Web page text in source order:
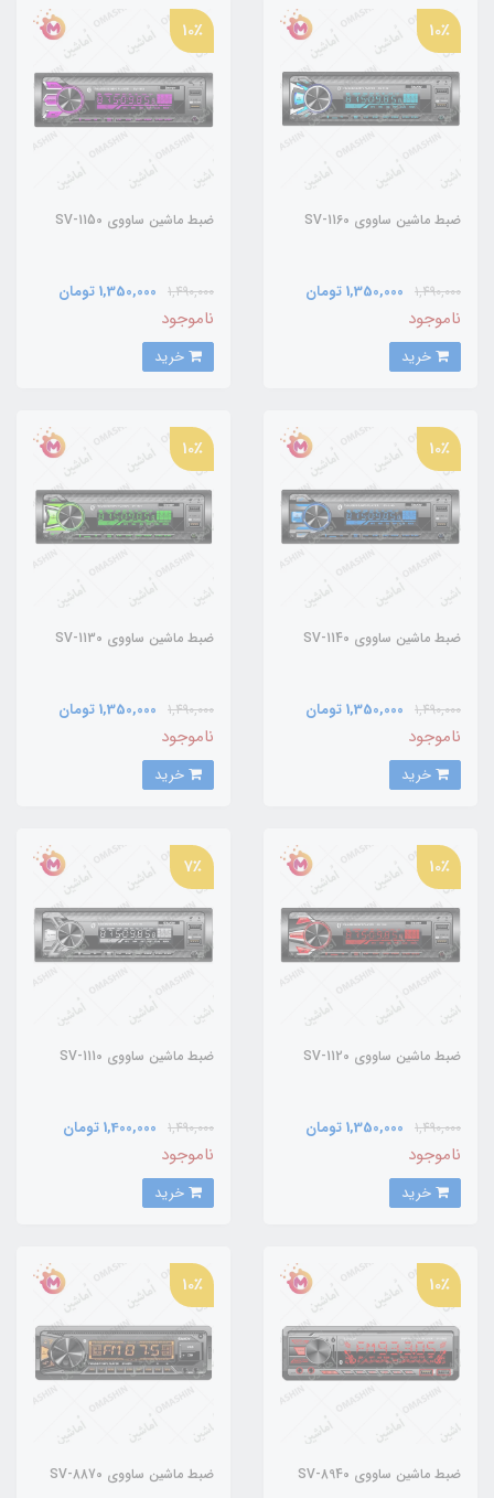
ضبط ماشین ساووی SV-1160
10٪
1,490,000 1,350,000 تومان
ناموجود
ضبط ماشین ساووی SV-1150
10٪
1,490,000 1,350,000 تومان
ناموجود
ضبط ماشین ساووی SV-1140
10٪
1,490,000 1,350,000 تومان
ناموجود
ضبط ماشین ساووی SV-1130
10٪
1,490,000 1,350,000 تومان
ناموجود
ضبط ماشین ساووی SV-1120
10٪
1,490,000 1,350,000 تومان
ناموجود
ضبط ماشین ساووی SV-1110
7٪
1,490,000 1,400,000 تومان
ناموجود
ضبط ماشین ساووی SV-8940
10٪
ضبط ماشین ساووی SV-8870
10٪